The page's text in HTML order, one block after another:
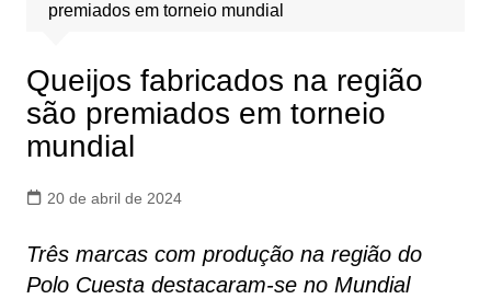
premiados em torneio mundial
Queijos fabricados na região
são premiados em torneio
mundial
20 de abril de 2024
Três marcas com produção na região do
Polo Cuesta destacaram-se no Mundial